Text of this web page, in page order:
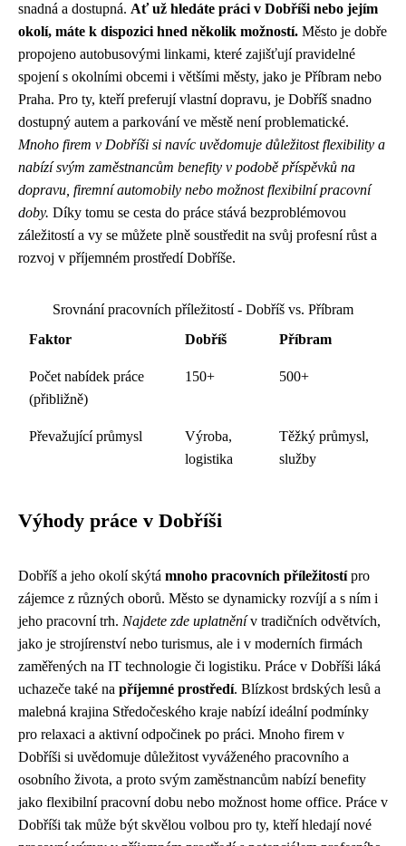
snadná a dostupná. Ať už hledáte práci v Dobříši nebo jejím
okolí, máte k dispozici hned několik možností. Město je dobře
propojeno autobusovými linkami, které zajišťují pravidelné
spojení s okolními obcemi i většími městy, jako je Příbram nebo
Praha. Pro ty, kteří preferují vlastní dopravu, je Dobříš snadno
dostupný autem a parkování ve městě není problematické.
Mnoho firem v Dobříši si navíc uvědomuje důležitost flexibility a
nabízí svým zaměstnancům benefity v podobě příspěvků na
dopravu, firemní automobily nebo možnost flexibilní pracovní
doby. Díky tomu se cesta do práce stává bezproblémovou
záležitostí a vy se můžete plně soustředit na svůj profesní růst a
rozvoj v příjemném prostředí Dobříše.
Srovnání pracovních příležitostí - Dobříš vs. Příbram
Faktor
Dobříš Příbram
Počet nabídek práce
(přibližně)
150+ 500+
Převažující průmysl
Výroba,
logistika
Těžký průmysl,
služby
Výhody práce v Dobříši
Dobříš a jeho okolí skýtá mnoho pracovních příležitostípro
zájemce z různých oborů. Město se dynamicky rozvíjí a s ním i
jeho pracovní trh. Najdete zde uplatněnív tradičních odvětvích,
jako je strojírenství nebo turismus, ale i v moderních firmách
zaměřených na IT technologie či logistiku. Práce v Dobříši láká
uchazeče také na příjemné prostředí. Blízkost brdských lesů a
malebná krajina Středočeského kraje nabízí ideální podmínky
pro relaxaci a aktivní odpočinek po práci. Mnoho firem v
Dobříši si uvědomuje důležitost vyváženého pracovního a
osobního života, a proto svým zaměstnancům nabízí benefity
jako flexibilní pracovní dobu nebo možnost home office. Práce v
Dobříši tak může být skvělou volbou pro ty, kteří hledají nové